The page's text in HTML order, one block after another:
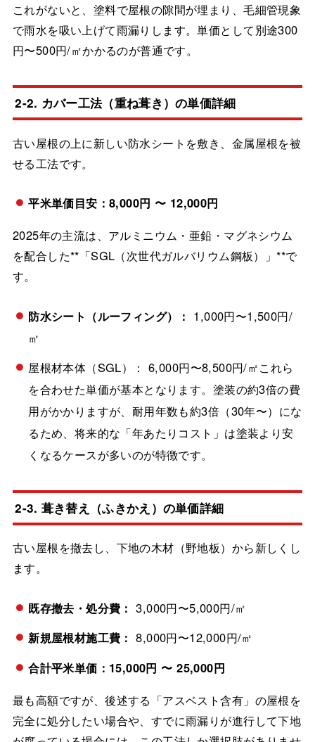
これがないと、塗料で屋根の隙間が埋まり、毛細管現象
で雨水を吸い上げて雨漏りします。単価として別途300
円〜500円/㎡かかるのが普通です。
2-2. カバー工法（重ね葺き）の単価詳細
古い屋根の上に新しい防水シートを敷き、金属屋根を被
せる工法です。
平米単価目安：8,000円 〜 12,000円
2025年の主流は、アルミニウム・亜鉛・マグネシウム
を配合した**「SGL（次世代ガルバリウム鋼板）」**で
す。
防水シート（ルーフィング）： 1,000円〜1,500円/
㎡
屋根材本体（SGL）： 6,000円〜8,500円/㎡これら
を合わせた単価が基本となります。塗装の約3倍の費
用がかかりますが、耐用年数も約3倍（30年〜）にな
るため、将来的な「年あたりコスト」は塗装より安
くなるケースが多いのが特徴です。
2-3. 葺き替え（ふきかえ）の単価詳細
古い屋根を撤去し、下地の木材（野地板）から新しくし
ます。
既存撤去・処分費： 3,000円〜5,000円/㎡
新規屋根材施工費： 8,000円〜12,000円/㎡
合計平米単価：15,000円 〜 25,000円
最も高額ですが、後述する「アスベスト含有」の屋根を
完全に処分したい場合や、すでに雨漏りが進行して下地